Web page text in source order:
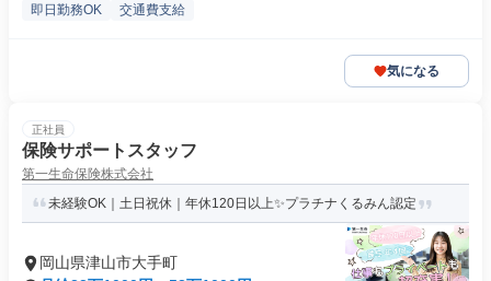
即日勤務OK 交通費支給
気になる
正社員
保険サポートスタッフ
第一生命保険株式会社
未経験OK｜土日祝休｜年休120日以上✨プラチナくるみん認定
岡山県津山市大手町